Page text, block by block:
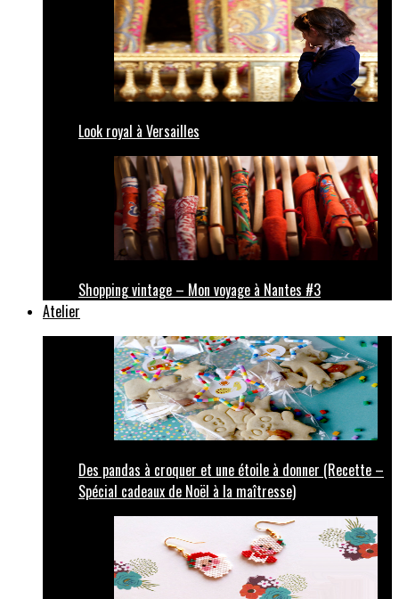
Look royal à Versailles
Shopping vintage – Mon voyage à Nantes #3
Atelier
Des pandas à croquer et une étoile à donner (Recette –
Spécial cadeaux de Noël à la maîtresse)